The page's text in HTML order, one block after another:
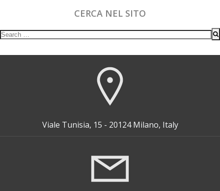
CERCA NEL SITO
Search
Viale Tunisia, 15 - 20124 Milano, Italy